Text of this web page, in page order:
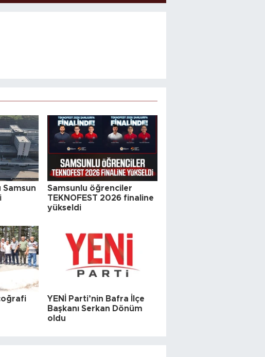
Samsun
Samsunlu öğrenciler
TEKNOFEST 2026 finaline
yükseldi
YENİ Parti’nin Bafra İlçe
Başkanı Serkan Dönüm
oldu